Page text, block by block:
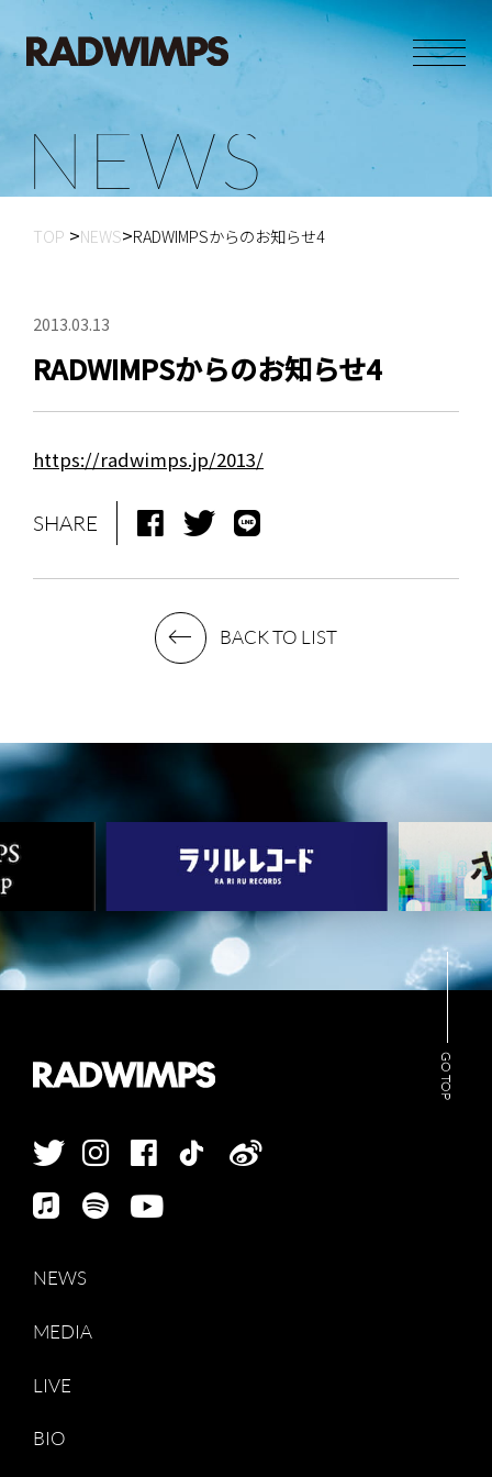
NEWS
MEDIA
VIDEO
WIMP'S REPO
STAFF DIARY
CONTACT
N E WS
TOP NEWS RADWIMPSからのお知らせ4
2013.03.13
RADWIMPSからのお知らせ4
https://radwimps.jp/2013/
SHARE
BACK TO LIST
GO TOP
NEWS
MEDIA
LIVE
BIO